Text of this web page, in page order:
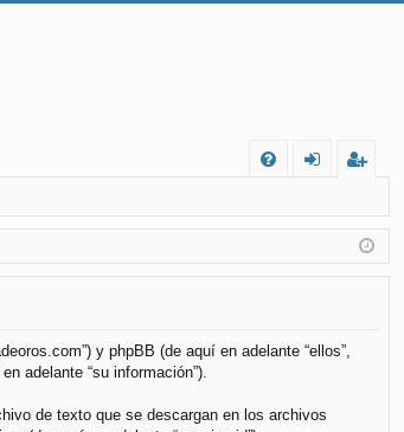
Q
nt
ifi
rs
ist
ra
y phpBB (de aquí en adelante “ellos”,
adelante “su información”).
de texto que se descargan en los archivos